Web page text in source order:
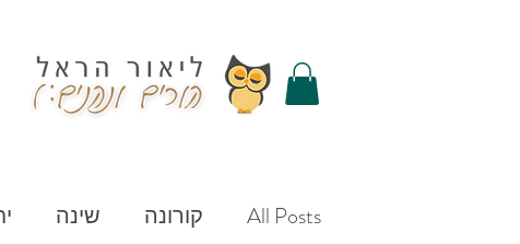
All Posts קורונה שינה